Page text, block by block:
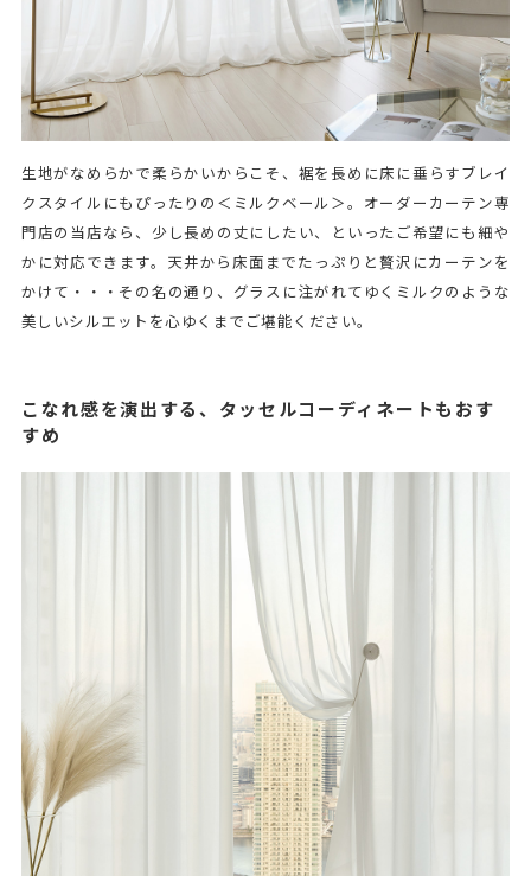
生地がなめらかで柔らかいからこそ、裾を長めに床に垂らすブレイ
クスタイルにもぴったりの＜ミルクベール＞。オーダーカーテン専
門店の当店なら、少し長めの丈にしたい、といったご希望にも細や
かに対応できます。天井から床面までたっぷりと贅沢にカーテンを
かけて・・・その名の通り、グラスに注がれてゆくミルクのような
美しいシルエットを心ゆくまでご堪能ください。
こなれ感を演出する、タッセルコーディネートもおす
すめ